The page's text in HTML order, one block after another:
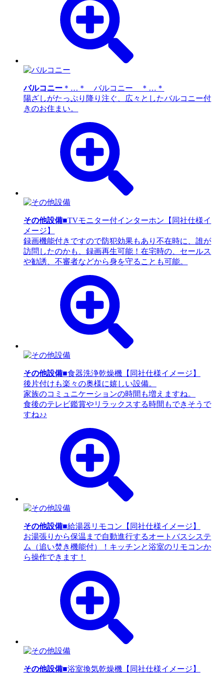
バルコニー ＊…＊ バルコニー ＊…＊
陽ざしがたっぷり降り注ぐ、広々としたバルコニー付
きのお住まい。
その他設備■TVモニター付インターホン【同社仕様イ
メージ】
録画機能付きですので防犯効果もあり不在時に、誰が
訪問したのかも、録画再生可能！在宅時の、セールス
や勧誘、不審者などから身を守ることも可能。
その他設備■食器洗浄乾燥機【同社仕様イメージ】
後片付けも楽々の奥様に嬉しい設備。
家族のコミュニケーションの時間も増えますね。
食後のテレビ鑑賞やリラックスする時間もできそうで
すね♪♪
その他設備■給湯器リモコン【同社仕様イメージ】
お湯張りから保温まで自動進行するオートバスシステ
ム（追い焚き機能付）！キッチンと浴室のリモコンか
ら操作できます！
その他設備■浴室換気乾燥機【同社仕様イメージ】